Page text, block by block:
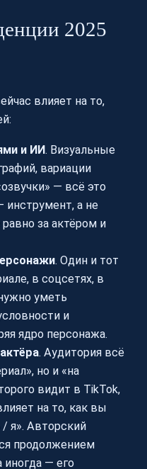
2025
влияет на то,
и ИИ. Визуальные
вариации
— всё это
инструмент, а не
за актёром и
. Один и тот
в соцсетях, в
уметь
и
ядро персонажа.
. Аудитория всё
но и «на
видит в TikTok,
на то, как вы
/ я». Авторский
продолжением
иногда — его